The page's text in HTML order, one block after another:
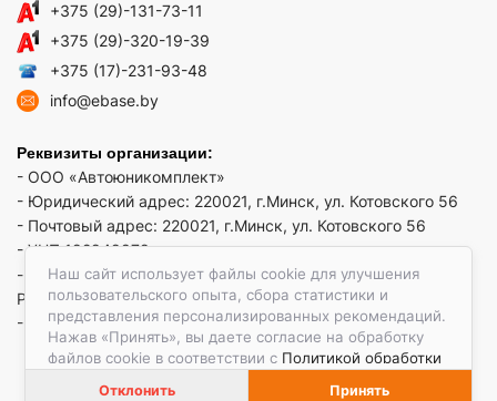
Наш сайт использует файлы cookie для улучшения
пользовательского опыта, сбора статистики и
представления персонализированных рекомендаций.
Нажав «Принять», вы даете согласие на обработку
файлов cookie в соответствии с Политикой обработки
Отклонить Принять
+375 (29)-131-73-11
+375 (29)-320-19-39
+375 (17)-231-93-48
info@ebase.by
Реквизиты организации:
- ООО «Автоюникомплект»
- Юридический адрес: 220021, г.Минск, ул. Котовского 56
- Почтовый адрес: 220021, г.Минск, ул. Котовского 56
- УНП 192949879
- р/сч BY52 REDJ 3012 1009 3553 3010 0933 в ЗАО "Банк
РРБ"
- Код банка: REDJBY22